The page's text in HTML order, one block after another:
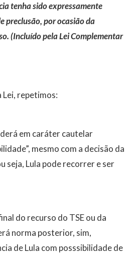
tenha sido expressamente
preclusão, por ocasião da
(Incluído pela Lei Complementar
repetimos:
em caráter cautelar
mesmo com a decisão da
seja, Lula pode recorrer e ser
do recurso do TSE ou da
norma posterior, sim,
de Lula com posssibilidade de